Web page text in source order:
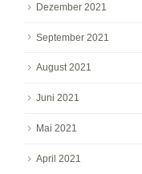
Dezember 2021
September 2021
August 2021
Juni 2021
Mai 2021
April 2021